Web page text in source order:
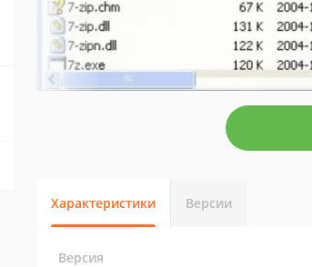
Характеристики Версии
Версия